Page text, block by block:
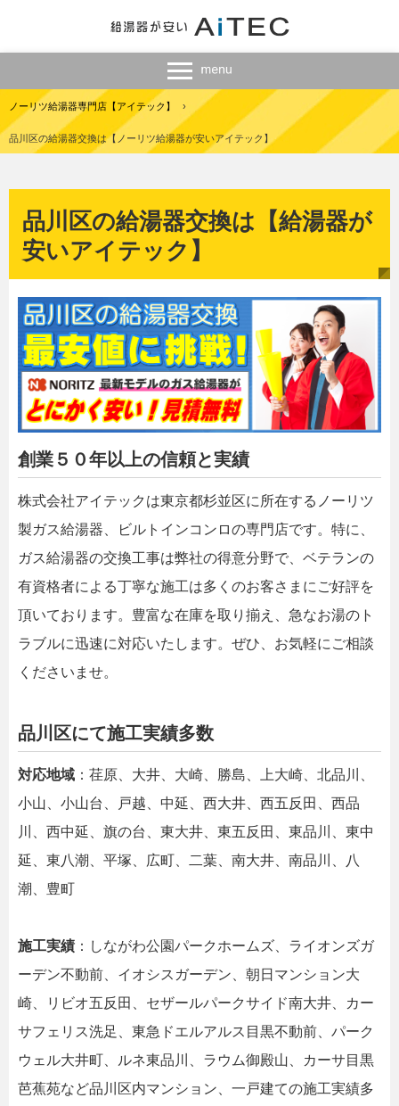
ノーリツ給湯器専門店【アイテック】 ›
品川区の給湯器交換は【ノーリツ給湯器が安いアイテック】
品川区の給湯器交換は【給湯器が
安いアイテック】
創業５０年以上の信頼と実績
株式会社アイテックは東京都杉並区に所在するノーリツ
製ガス給湯器、ビルトインコンロの専門店です。特に、
ガス給湯器の交換工事は弊社の得意分野で、ベテランの
有資格者による丁寧な施工は多くのお客さまにご好評を
頂いております。豊富な在庫を取り揃え、急なお湯のト
ラブルに迅速に対応いたします。ぜひ、お気軽にご相談
くださいませ。
品川区にて施工実績多数
対応地域 ：荏原、大井、大崎、勝島、上大崎、北品川、
小山、小山台、戸越、中延、西大井、西五反田、西品
川、西中延、旗の台、東大井、東五反田、東品川、東中
延、東八潮、平塚、広町、二葉、南大井、南品川、八
潮、豊町
施工実績 ：しながわ公園パークホームズ、ライオンズガ
ーデン不動前、イオシスガーデン、朝日マンション大
崎、リビオ五反田、セザールパークサイド南大井、カー
サフェリス洗足、東急ドエルアルス目黒不動前、パーク
ウェル大井町、ルネ東品川、ラウム御殿山、カーサ目黒
芭蕉苑など品川区内マンション、一戸建ての施工実績多